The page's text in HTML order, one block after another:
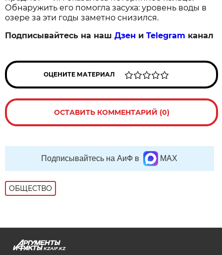
Обнаружить его помогла засуха: уровень воды в
озере за эти годы заметно снизился.
Подписывайтесь на нашДзен иTelegram канал
ОЦЕНИТЕ МАТЕРИАЛ
ОСТАВИТЬ КОММЕНТАРИЙ (0)
Подписывайтесь на АиФ в MAX
ОБЩЕСТВО
KZAIF.KZ